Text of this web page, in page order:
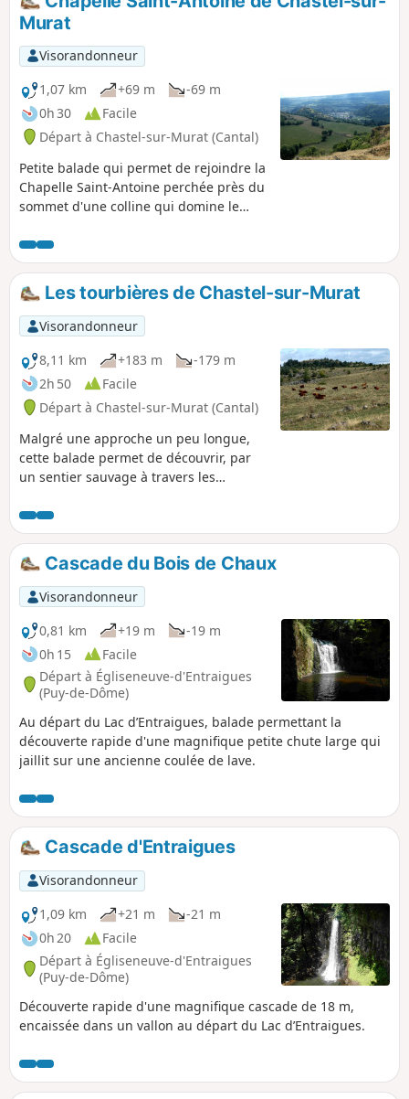
Murat
Visorandonneur
1,07 km
+69 m
-69 m
0h 30
Facile
Départ à Chastel-sur-Murat (Cantal)
Petite balade qui permet de rejoindre la
Chapelle Saint-Antoine perchée près du
sommet d'une colline qui domine le
belvédère.
Les tourbières de Chastel-sur-Murat
Visorandonneur
8,11 km
+183 m
-179 m
2h 50
Facile
Départ à Chastel-sur-Murat (Cantal)
Malgré une approche un peu longue,
cette balade permet de découvrir, par
un sentier sauvage à travers les
différents stades d'évolution et une vue
magnifique sur les monts du Cantal et
la planèze côté Saint-Flour.
Cascade du Bois de Chaux
Visorandonneur
0,81 km
+19 m
-19 m
0h 15
Facile
Départ à Égliseneuve-d'Entraigues
(Puy-de-Dôme)
Au départ du Lac d’Entraigues, balade permettant la
découverte rapide d'une magnifique petite chute large qui
jaillit sur une ancienne coulée de lave.
Cascade d'Entraigues
Visorandonneur
1,09 km
+21 m
-21 m
0h 20
Facile
Départ à Égliseneuve-d'Entraigues
(Puy-de-Dôme)
Découverte rapide d'une magnifique cascade de 18 m,
encaissée dans un vallon au départ du Lac d’Entraigues.